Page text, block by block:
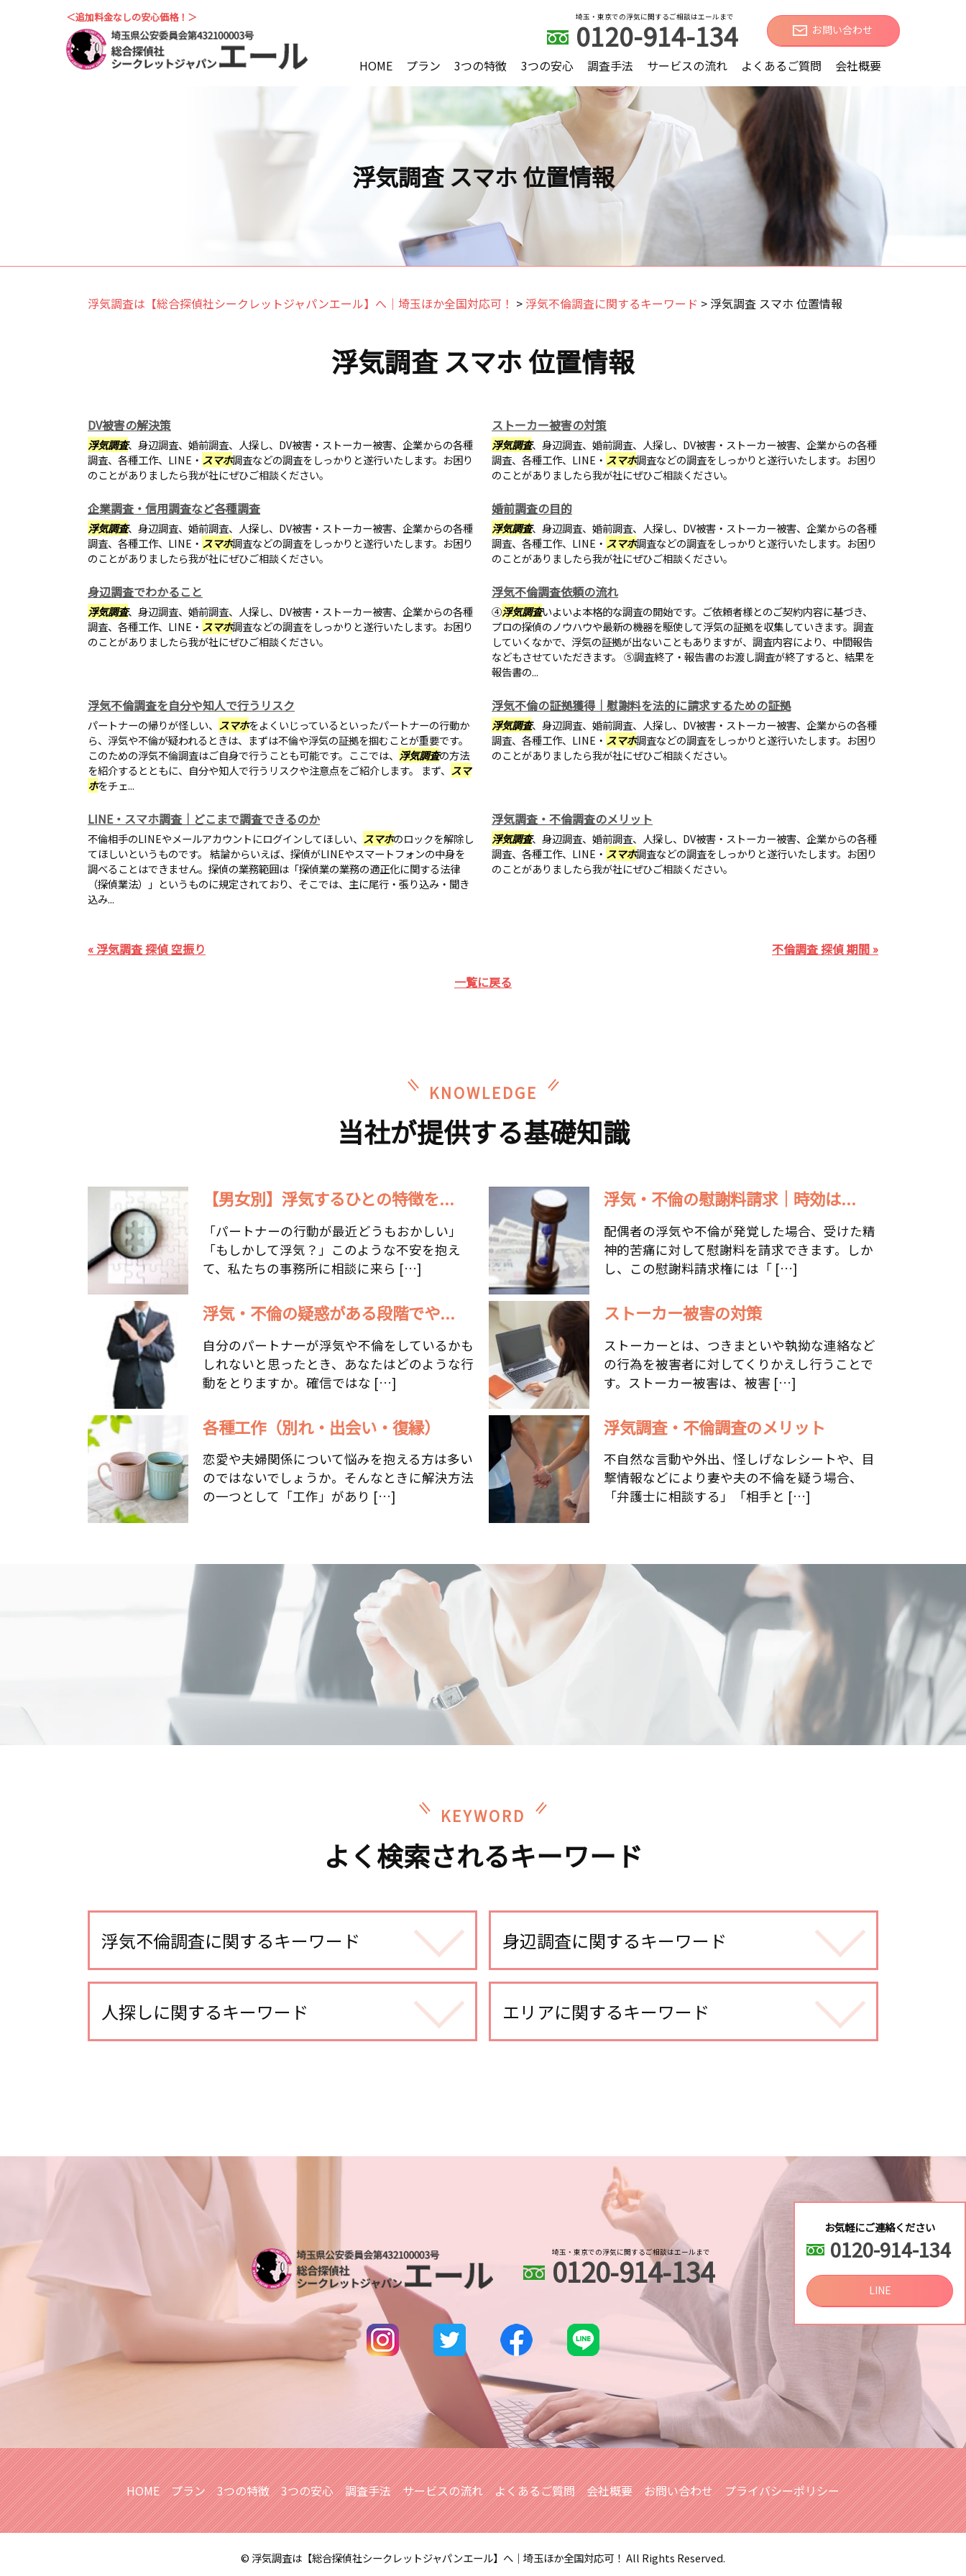
浮気調査 スマホ 位置情報
＜追加料金なしの安心価格！＞ 埼玉・東京での浮気に関するご相談はエールまで
0120-914-134 お問い合わせ
HOME プラン 3つの特徴 3つの安心 調査手法 サービスの流れ よくあるご質問 会社概要
浮気調査は【総合探偵社シークレットジャパンエール】へ｜埼玉ほか全国対応可！ > 浮気不倫調査に関するキーワード > 浮気調査 スマホ 位置情報
浮気調査 スマホ 位置情報
DV被害の解決策
浮気調査、身辺調査、婚前調査、人探し、DV被害・ストーカー被害、企業からの各種
調査、各種工作、LINE・ スマホ調査などの調査をしっかりと遂行いたします。お困り
のことがありましたら我が社にぜひご相談ください。
ストーカー被害の対策
浮気調査、身辺調査、婚前調査、人探し、DV被害・ストーカー被害、企業からの各種
調査、各種工作、LINE・ スマホ調査などの調査をしっかりと遂行いたします。お困り
のことがありましたら我が社にぜひご相談ください。
企業調査・信用調査など各種調査
浮気調査、身辺調査、婚前調査、人探し、DV被害・ストーカー被害、企業からの各種
調査、各種工作、LINE・ スマホ調査などの調査をしっかりと遂行いたします。お困り
のことがありましたら我が社にぜひご相談ください。
婚前調査の目的
浮気調査、身辺調査、婚前調査、人探し、DV被害・ストーカー被害、企業からの各種
調査、各種工作、LINE・ スマホ調査などの調査をしっかりと遂行いたします。お困り
のことがありましたら我が社にぜひご相談ください。
身辺調査でわかること
浮気調査、身辺調査、婚前調査、人探し、DV被害・ストーカー被害、企業からの各種
調査、各種工作、LINE・ スマホ調査などの調査をしっかりと遂行いたします。お困り
のことがありましたら我が社にぜひご相談ください。
浮気不倫調査依頼の流れ
④浮気調査いよいよ本格的な調査の開始です。ご依頼者様とのご契約内容に基づき、
プロの探偵のノウハウや最新の機器を駆使して浮気の証拠を収集していきます。調査
していくなかで、浮気の証拠が出ないこともありますが、調査内容により、中間報告
などもさせていただきます。 ⑤調査終了・報告書のお渡し調査が終了すると、結果を
報告書の...
浮気不倫調査を自分や知人で行うリスク
パートナーの帰りが怪しい、 スマホをよくいじっているといったパートナーの行動か
ら、浮気や不倫が疑われるときは、まずは不倫や浮気の証拠を掴むことが重要です。
このための浮気不倫調査はご自身で行うことも可能です。ここでは、 浮気調査の方法
を紹介するとともに、自分や知人で行うリスクや注意点をご紹介します。 まず、 スマ
ホをチェ...
浮気不倫の証拠獲得｜慰謝料を法的に請求するための証拠
浮気調査、身辺調査、婚前調査、人探し、DV被害・ストーカー被害、企業からの各種
調査、各種工作、LINE・ スマホ調査などの調査をしっかりと遂行いたします。お困り
のことがありましたら我が社にぜひご相談ください。
LINE・スマホ調査｜どこまで調査できるのか
不倫相手のLINEやメールアカウントにログインしてほしい、 スマホのロックを解除し
てほしいというものです。 結論からいえば、探偵がLINEやスマートフォンの中身を
調べることはできません。探偵の業務範囲は「探偵業の業務の適正化に関する法律
（探偵業法）」というものに規定されており、そこでは、主に尾行・張り込み・聞き
込み...
浮気調査・不倫調査のメリット
浮気調査、身辺調査、婚前調査、人探し、DV被害・ストーカー被害、企業からの各種
調査、各種工作、LINE・ スマホ調査などの調査をしっかりと遂行いたします。お困り
のことがありましたら我が社にぜひご相談ください。
« 浮気調査 探偵 空振り
不倫調査 探偵 期間 »
一覧に戻る
KNOWLEDGE
当社が提供する基礎知識
【男女別】浮気するひとの特徴を...
「パートナーの行動が最近どうもおかしい」
「もしかして浮気？」このような不安を抱え
て、私たちの事務所に相談に来ら […]
浮気・不倫の慰謝料請求｜時効は...
配偶者の浮気や不倫が発覚した場合、受けた精
神的苦痛に対して慰謝料を請求できます。しか
し、この慰謝料請求権には「 […]
浮気・不倫の疑惑がある段階でや...
自分のパートナーが浮気や不倫をしているかも
しれないと思ったとき、あなたはどのような行
動をとりますか。確信ではな […]
ストーカー被害の対策
ストーカーとは、つきまといや執拗な連絡など
の行為を被害者に対してくりかえし行うことで
す。ストーカー被害は、被害 […]
各種工作（別れ・出会い・復縁）
恋愛や夫婦関係について悩みを抱える方は多い
のではないでしょうか。そんなときに解決方法
の一つとして「工作」があり […]
浮気調査・不倫調査のメリット
不自然な言動や外出、怪しげなレシートや、目
撃情報などにより妻や夫の不倫を疑う場合、
「弁護士に相談する」「相手と […]
KEYWORD
よく検索されるキーワード
浮気不倫調査に関するキーワード
不倫調査 不倫して なかった
浮気 疑惑
不倫調査 探偵 費用相場
不倫相手 慰謝料 請求
探偵 報告書
浮気調査 探偵 空振り
浮気調査 浮気して なかった
不倫調査 不倫相手
不倫調査 gps
不倫調査 自分で尾行
不倫調査 探偵
浮気調査 スマホ
身辺調査に関するキーワード
身辺調査 会社
身辺調査 違法
身辺調査 夫
身辺調査 どうやって 調べる
身辺調査 価格
結婚 身辺調査された
婚前調査 どこまで
身辺調査 結婚 どこまで
dv被害 対策 探偵
身辺調査 なぜ わかる
身辺調査 内定取り消し
ストーカー被害 対応
身辺調査 ストーカー
人探しに関するキーワード
人探し もう一度 会いたい
人探し 会いたい
人探し 手がかりなし
人探し 探偵 おすすめ
探偵 生き別れ 人探し
人探し 安否確認
別れ工作 探偵
人探し 必要な情報
行方不明 人探し 調査
行方不明 人探し
探偵 人探し 方法
人探し 方法 sns
エリアに関するキーワード
越谷市 スマホ調査
埼玉県 ストーカー被害 対策
武蔵浦和 人探し
さいたま新都心 身辺調査
さいたま市 身辺調査
北与野 人探し
越谷レイクタウン 人探し
埼玉県 所在調査
埼玉県 各種調査
川越市 身辺調査
北与野 浮気不倫調査
埼玉県 DV被害 解決策
さいたま市 浮気不倫調査
埼玉・東京での浮気に関するご相談はエールまで
0120-914-134
HOME プラン 3つの特徴 3つの安心 調査手法 サービスの流れ よくあるご質問 会社概要 お問い合わせ プライバシーポリシー
お気軽にご連絡ください
0120-914-134
LINE
© 浮気調査は【総合探偵社シークレットジャパンエール】へ｜埼玉ほか全国対応可！ All Rights Reserved.